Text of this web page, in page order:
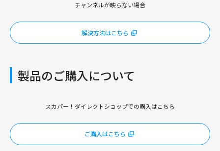
チャンネルが映らない場合
解決方法はこちら
製品のご購入について
スカパー！ダイレクトショップでの購入はこちら
ご購入はこちら